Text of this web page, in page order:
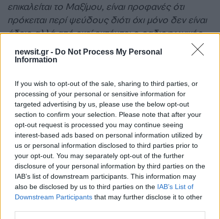
newsit.gr - Do Not Process My Personal
Information
If you wish to opt-out of the sale, sharing to third parties, or
processing of your personal or sensitive information for
targeted advertising by us, please use the below opt-out
section to confirm your selection. Please note that after your
opt-out request is processed you may continue seeing
interest-based ads based on personal information utilized by
us or personal information disclosed to third parties prior to
your opt-out. You may separately opt-out of the further
disclosure of your personal information by third parties on the
IAB’s list of downstream participants. This information may
also be disclosed by us to third parties on the IAB’s List of
Downstream Participants that may further disclose it to other
επικαλείται το Μαξίμου, είναι προφανές ότι
πρόκειται περί ψεύδους διότι όχι μόνο δεν είναι
άδειο αλλά από εκεί εκπέμπει ο ραδιοφωνικός
σταθμός BHMA FM ενώ την ίδια ώρα
βρίσκονταν και άλλοι εργαζόμενοι.
Είναι προφανές ποιος υποθάλπει, ανέχεται και
ενίοτε στοχοποιεί με τις μεθόδους του τη
δημοσιογραφία και την ελευθερία της έκφρασης.
Δεν θα τους κάνουμε τη χάρη».
ΔΙΑΦΗΜΙΣΗ